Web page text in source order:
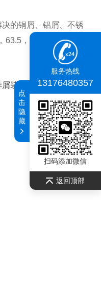
的铜屑、铝屑、不锈
，101.6几种供选
装置联合使用，形成
服务热线
13176480357
扫码添加微信
返回顶部
点
击
隐
藏